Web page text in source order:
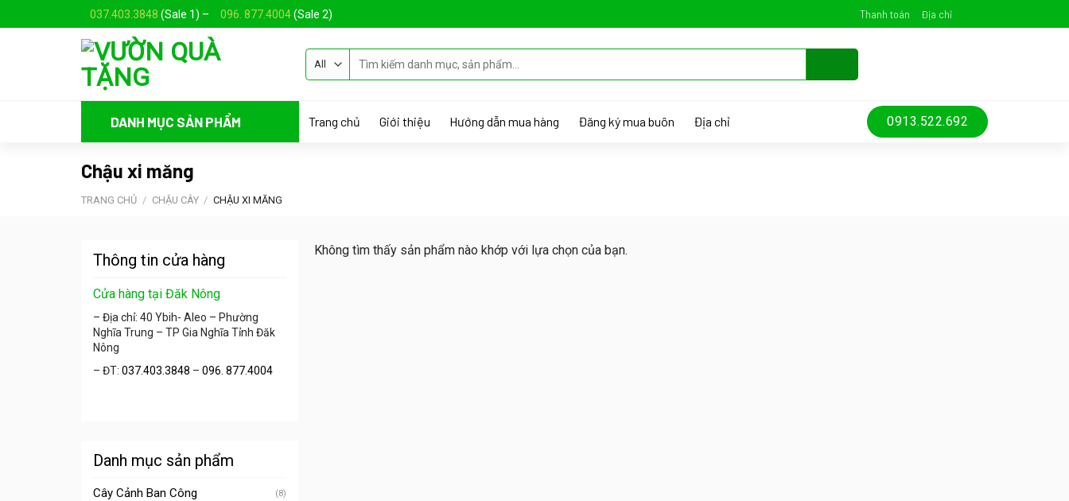
to
037.403.3848 (Sale 1) – 096. 877.4004(Sale 2) Thanh toán Địa chỉ
DANH MỤC SẢN PHẨM Trang chủ Giới thiệu Hướng dẫn mua hàng Đăng ký mua buôn Địa chỉ 0913.522.692
Chậu xi măng
TRANG CHỦ / CHẬU CÂY / CHẬU XI MĂNG
Thông tin cửa hàng
Cửa hàng tại Đăk Nông
– Địa chỉ: 40 Ybih- Aleo – Phường
Nghĩa Trung – TP Gia Nghĩa Tỉnh Đăk
Nông
– ĐT: 037.403.3848 – 096. 877.4004
Danh mục sản phẩm
Cây Cảnh Ban Công (8)
Không tìm thấy sản phẩm nào khớp với lựa chọn của bạn.